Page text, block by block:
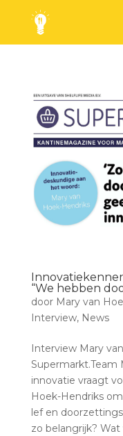
“We hebben
door Mary van
Interview, News
Interview Mary
Supermarkt.Team
innovatie vraagt
Hoek-Hendriks
lef en
zo belangrijk? Wat